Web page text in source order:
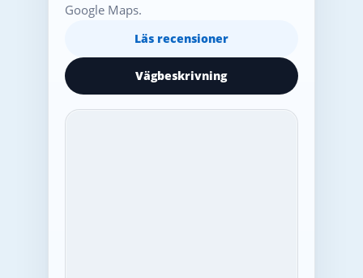
Google Maps.
Läs recensioner
Vägbeskrivning